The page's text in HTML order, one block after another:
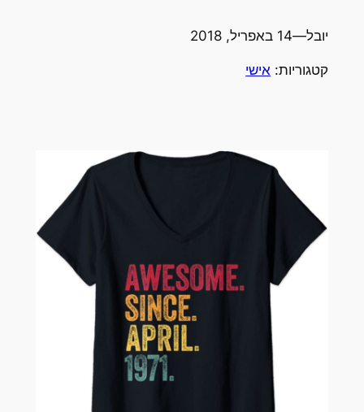
יובל—14 באפריל, 2018
קטגוריות: אישי